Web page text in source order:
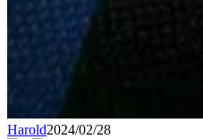
Harold2024/02/28